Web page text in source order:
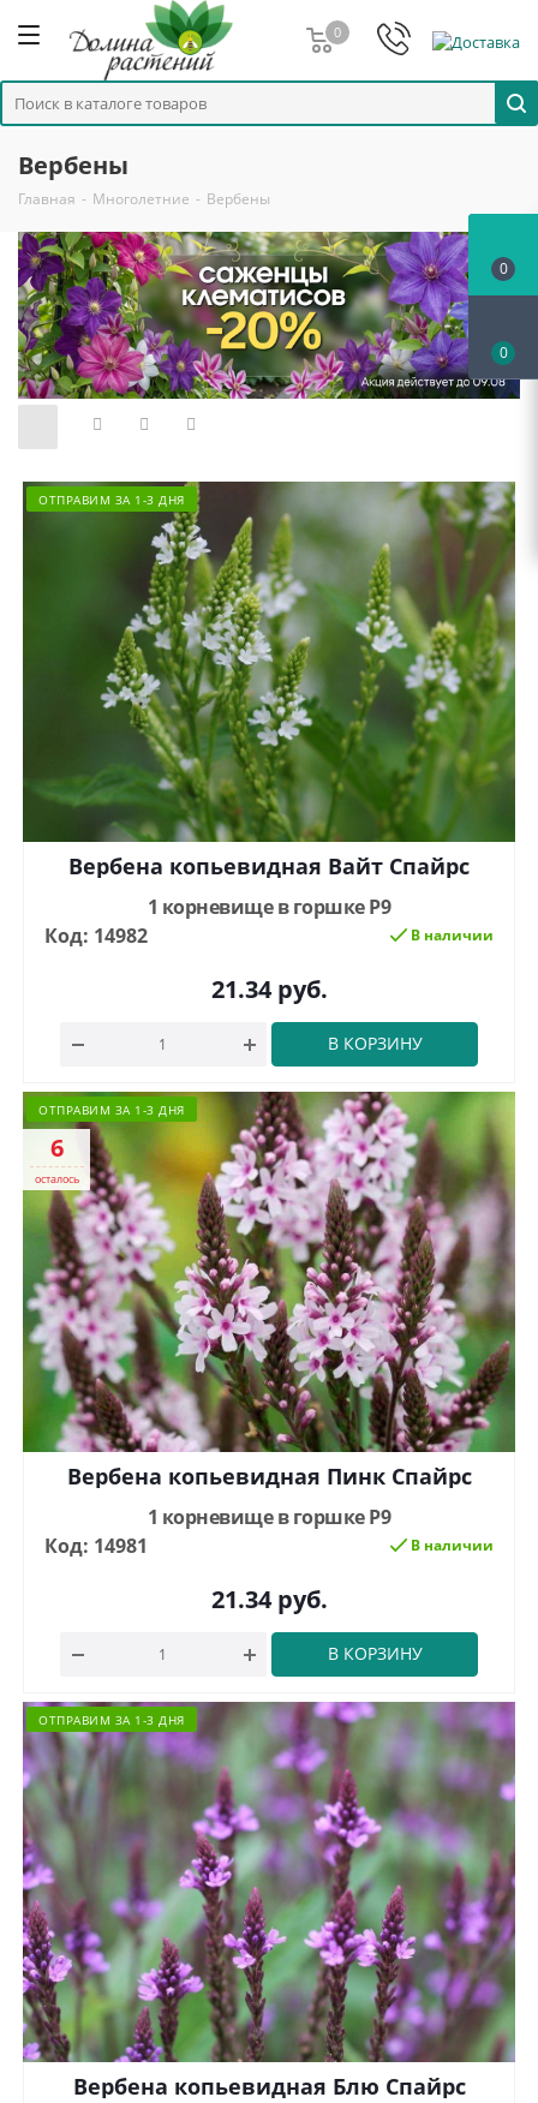
0
Вербены
Главная - Многолетние - Вербены
ОТПРАВИМ ЗА 1-3 ДНЯ
Вербена копьевидная Вайт Спайрс
1 корневище в горшке Р9
Код: 14982
В наличии
21.34руб.
В КОРЗИНУ
ОТПРАВИМ ЗА 1-3 ДНЯ
6
осталось
Вербена копьевидная Пинк Спайрс
1 корневище в горшке Р9
Код: 14981
В наличии
21.34руб.
В КОРЗИНУ
ОТПРАВИМ ЗА 1-3 ДНЯ
Вербена копьевидная Блю Спайрс
0
0